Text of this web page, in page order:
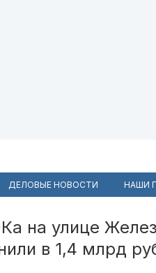
ДЕЛОВЫЕ НОВОСТИ НАШИ
на улице
в 1,4 млрд